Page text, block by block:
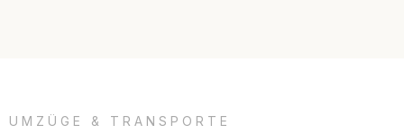
UMZÜGE & TRANSPORTE